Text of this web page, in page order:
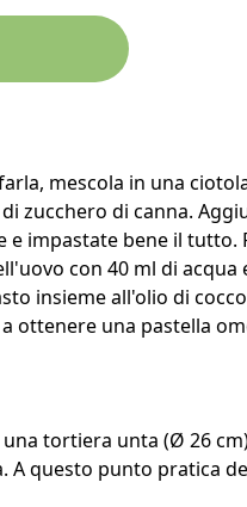
mescola in una
zucchero di canna.
e impastate bene il
con 40 ml di
insieme all'olio di
ottenere una pastella
tortiera unta (Ø 26
questo punto pratica